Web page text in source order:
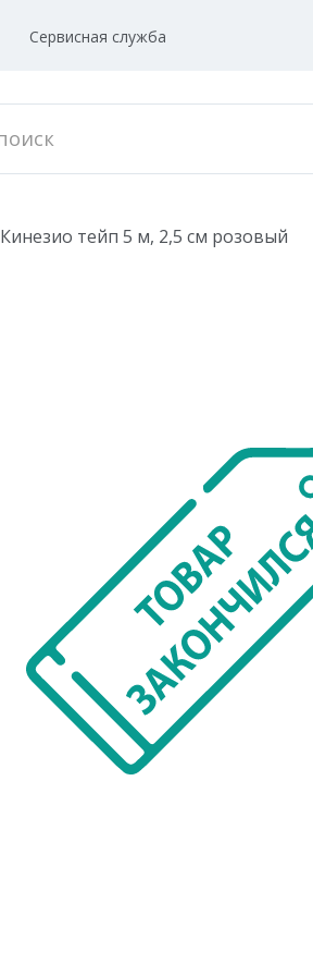
Сервисная служба
Кинезио тейп 5 м, 2,5 см розовый